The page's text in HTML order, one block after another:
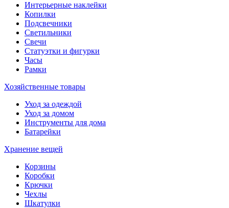
Интерьерные наклейки
Копилки
Подсвечники
Светильники
Свечи
Статуэтки и фигурки
Часы
Рамки
Хозяйственные товары
Уход за одеждой
Уход за домом
Инструменты для дома
Батарейки
Хранение вещей
Корзины
Коробки
Крючки
Чехлы
Шкатулки